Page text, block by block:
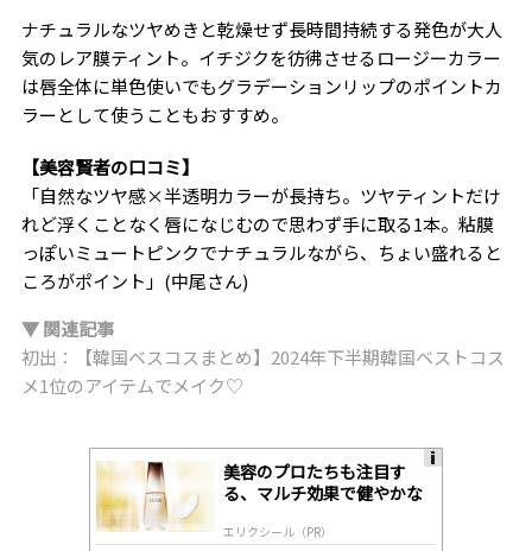
ナチュラルなツヤめきと乾燥せず長時間持続する発色が大人
気のレア膜ティント。イチジクを彷彿させるロージーカラー
は唇全体に単色使いでもグラデーションリップのポイントカ
ラーとして使うこともおすすめ。
【美容賢者の口コミ】
「自然なツヤ感×半透明カラーが長持ち。ツヤティントだけ
れど浮くことなく唇になじむので思わず手に取る1本。粘膜
っぽいミュートピンクでナチュラルながら、ちょい盛れると
ころがポイント」(中尾さん)
▼ 関連記事
初出：【韓国ベスコスまとめ】2024年下半期韓国ベストコス
メ1位のアイテムでメイク♡
美容のプロたちも注目す
る、マルチ効果で健やかな
エリクシール（PR）